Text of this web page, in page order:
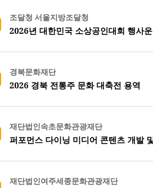
조달청 서울지방조달청
2026년 대한민국 소상공인대회 행사
경북문화재단
2026 경북 전통주 문화 대축전 용역
재단법인속초문화관광재단
퍼포먼스 다이닝 미디어 콘텐츠 개발
재단법인여주세종문화관광재단